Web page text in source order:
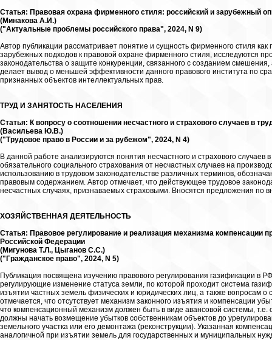
Статья: Правовая охрана фирменного стиля: российский и зарубежный
(Минакова А.И.)
("Актуальные проблемы российского права", 2024, N 9)
Автор публикации рассматривает понятие и сущность фирменного стиля
зарубежных подходов к правовой охране фирменного стиля, исследуются
законодательства о защите конкуренции, связанного с созданием
делает вывод о меньшей эффективности данного правового института по
признанных объектов интеллектуальных прав.
ТРУД И ЗАНЯТОСТЬ НАСЕЛЕНИЯ
Статья: К вопросу о соотношении несчастного и страхового случаев в
(Васильева Ю.В.)
("Трудовое право в России и за рубежом", 2024, N 4)
В данной работе анализируются понятия несчастного и страхового
обязательного социального страхования от несчастных случаев на
использованию в трудовом законодательстве различных терминов,
правовым содержанием. Автор отмечает, что действующее трудовое
несчастных случаях, признаваемых страховыми. Вносятся предложения по
ХОЗЯЙСТВЕННАЯ ДЕЯТЕЛЬНОСТЬ
Статья: Правовое регулирование и реализация механизма компенсации
Российской Федерации
(Мигунова Т.Л., Цыганов С.С.)
("Гражданское право", 2024, N 5)
Публикация посвящена изучению правового регулирования газификации в
регулирующие изменение статуса земли, по которой проходит система
изъятии частных земель физических и юридических лиц, а также вопросам
отмечается, что отсутствует механизм законного изъятия и компенсации
что компенсационный механизм должен быть в виде авансовой системы, т.е.
должны начать возмещение убытков собственникам объектов до
земельного участка или его демонтажа (реконструкции). Указанная
аналогичной при изъятии земель для государственных и муниципальных